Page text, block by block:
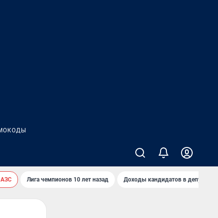
АЗС Лига чемпионов 10 лет назад Доходы кандидатов в депутаты